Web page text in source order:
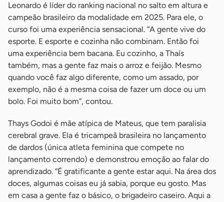
Leonardo é líder do ranking nacional no salto em altura e
campeão brasileiro da modalidade em 2025. Para ele, o
curso foi uma experiência sensacional. “A gente vive do
esporte. E esporte e cozinha não combinam. Então foi
uma experiência bem bacana. Eu cozinho, a Thaís
também, mas a gente faz mais o arroz e feijão. Mesmo
quando você faz algo diferente, como um assado, por
exemplo, não é a mesma coisa de fazer um doce ou um
bolo. Foi muito bom”, contou.
Thays Godoi é mãe atípica de Mateus, que tem paralisia
cerebral grave. Ela é tricampeã brasileira no lançamento
de dardos (única atleta feminina que compete no
lançamento correndo) e demonstrou emoção ao falar do
aprendizado. “É gratificante a gente estar aqui. Na área dos
doces, algumas coisas eu já sabia, porque eu gosto. Mas
em casa a gente faz o básico, o brigadeiro caseiro. Aqui a